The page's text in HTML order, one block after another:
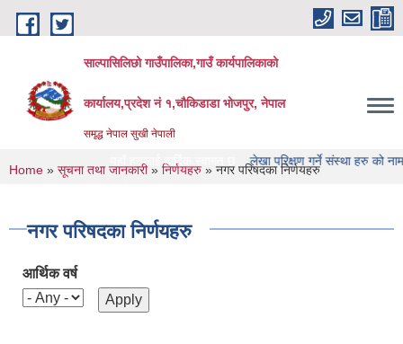
Skip to main content
साल्पासिलिछो गाउँपालिका,गाउँ कार्यपालिकाको
कार्यालय,प्रदेश नं १,चौकिडाडा भोजपुर, नेपाल
समृद्ध नेपाल सुखी नेपाली
वेभसाइट मा यहाँ हरुलाई हार्दिक स्वागत छ लेखा परिक्षण गर्ने संस्था हरु को नामावाली
You are here
Home » सूचना तथा जानकारी» निर्णयहरु » नगर परिषदका निर्णयहरु
नगर परिषदका निर्णयहरु
आर्थिक वर्ष